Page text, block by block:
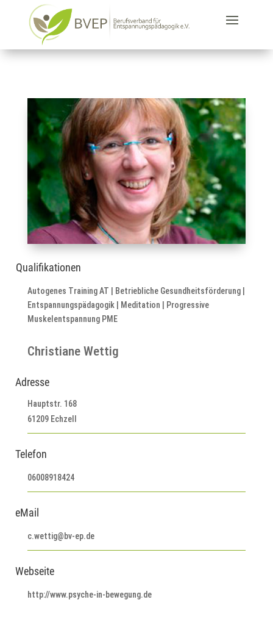
Qualifikationen
Autogenes Training AT | Betriebliche Gesundheitsförderung |
Entspannungspädagogik | Meditation | Progressive
Muskelentspannung PME
Christiane Wettig
Adresse
Hauptstr. 168
61209 Echzell
Telefon
06008918424
eMail
c.wettig@bv-ep.de
Webseite
http://www.psyche-in-bewegung.de